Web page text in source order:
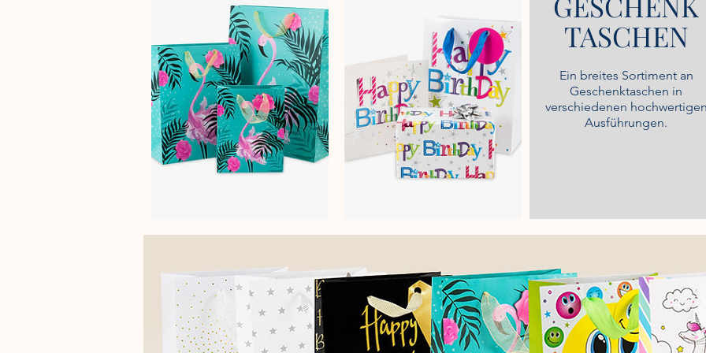
TASCHEN
Ein breites Sortiment an
Geschenktaschen in
verschiedenen
Ausführungen.